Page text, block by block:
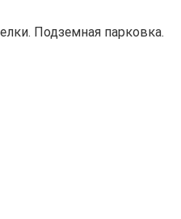
Подземная парковка.